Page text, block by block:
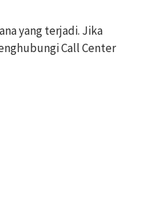
yang terjadi. Jika
Call Center